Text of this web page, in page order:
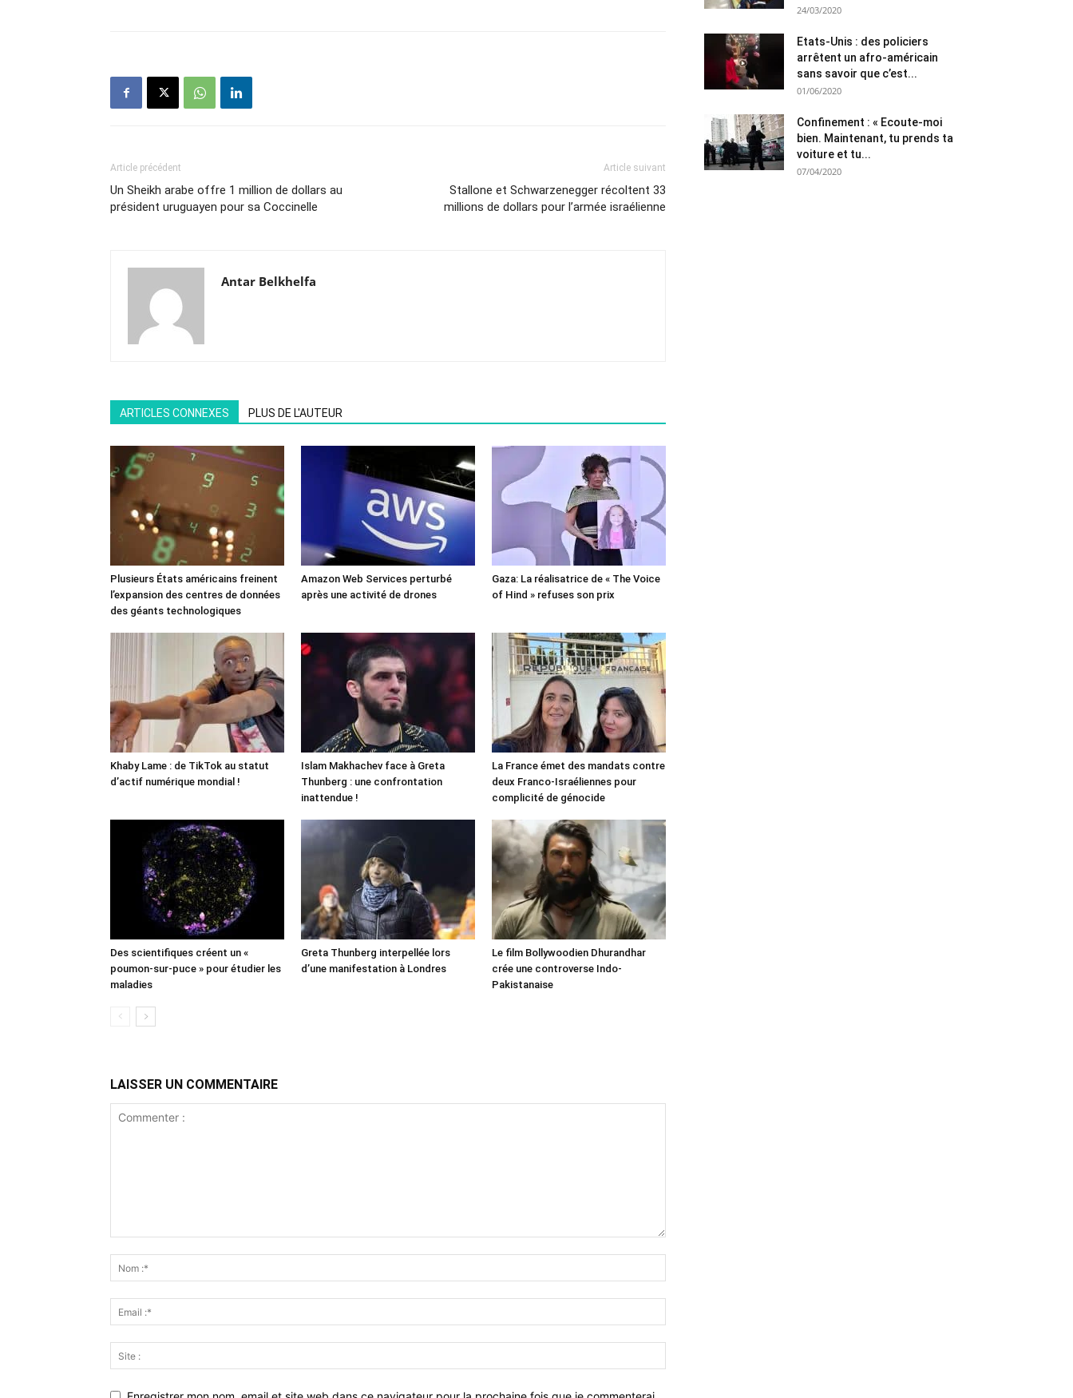
Article précédent
Un Sheikh arabe offre 1 million de dollars au
président uruguayen pour sa Coccinelle
Article suivant
Stallone et Schwarzenegger récoltent 33
millions de dollars pour l’armée israélienne
Antar Belkhelfa
ARTICLES CONNEXES PLUS DE L'AUTEUR
Plusieurs États américains freinent
l’expansion des centres de données
des géants technologiques
Amazon Web Services perturbé
après une activité de drones
Gaza: La réalisatrice de « The Voice
of Hind » refuses son prix
Khaby Lame : de TikTok au statut
d’actif numérique mondial !
Islam Makhachev face à Greta
Thunberg : une confrontation
inattendue !
La France émet des mandats contre
deux Franco-Israéliennes pour
complicité de génocide
Des scientifiques créent un «
poumon-sur-puce » pour étudier les
maladies
Greta Thunberg interpellée lors
d’une manifestation à Londres
Le film Bollywoodien Dhurandhar
crée une controverse Indo-
Pakistanaise
LAISSER UN COMMENTAIRE
24/03/2020
Etats-Unis : des policiers
arrêtent un afro-américain
sans savoir que c’est...
01/06/2020
Confinement : « Ecoute-moi
bien. Maintenant, tu prends ta
voiture et tu...
07/04/2020